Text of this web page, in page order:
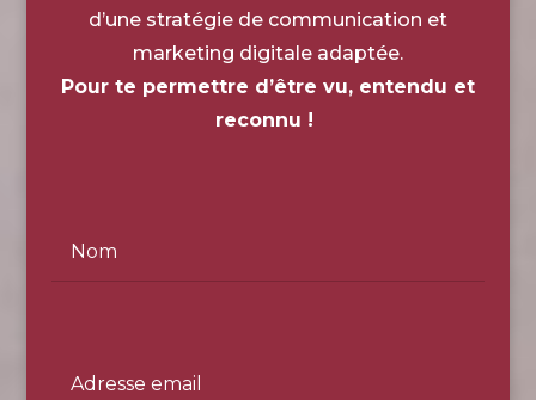
d’une stratégie de communication et
marketing digitale adaptée.
Pour te permettre d’être vu, entendu et
reconnu !